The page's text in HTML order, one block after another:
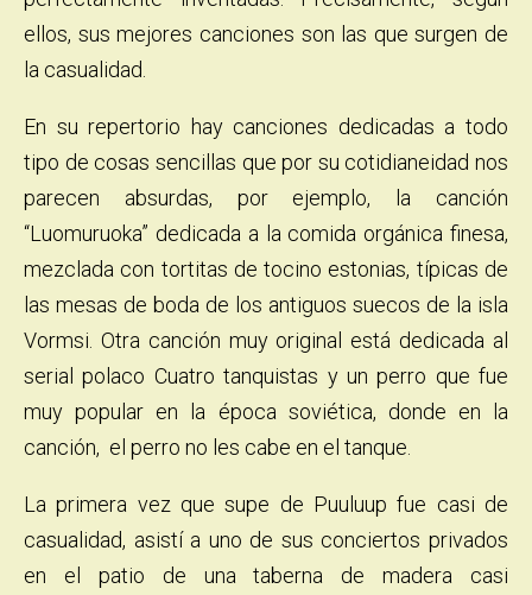
ellos, sus mejores canciones son las que surgen de
la casualidad.
En su repertorio hay canciones dedicadas a todo
tipo de cosas sencillas que por su cotidianeidad nos
parecen absurdas, por ejemplo, la canción
“Luomuruoka” dedicada a la comida orgánica finesa,
mezclada con tortitas de tocino estonias, típicas de
las mesas de boda de los antiguos suecos de la isla
Vormsi. Otra canción muy original está dedicada al
serial polaco Cuatro tanquistas y un perro que fue
muy popular en la época soviética, donde en la
canción, el perro no les cabe en el tanque.
La primera vez que supe de Puuluup fue casi de
casualidad, asistí a uno de sus conciertos privados
en el patio de una taberna de madera casi